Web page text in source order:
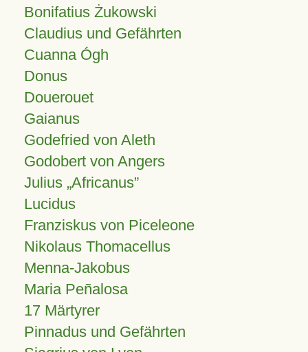
Bonifatius Żukowski
Claudius und Gefährten
Cuanna Ógh
Donus
Douerouet
Gaianus
Godefried von Aleth
Godobert von Angers
Julius Africanus
Lucidus
Franziskus von Piceleone
Nikolaus Thomacellus
Menna-Jakobus
Maria Peñalosa
17 Märtyrer
Pinnadus und Gefährten